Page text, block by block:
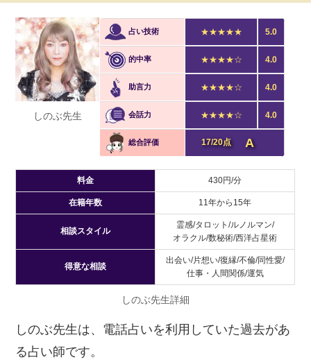
しのぶ先生
占い技術 ★★★★★ 5.0
的中率 ★★★★☆ 4.0
助言力 ★★★★☆ 4.0
会話力 ★★★★☆ 4.0
総合評価 17/20点 A
料金 430円/分
在籍年数 11年から15年
相談スタイル
霊感/タロット/ルノルマン/
オラクル/数秘術/西洋占星術
得意な相談
出会い/片想い/復縁/不倫/同性愛/
仕事・人間関係/運気
しのぶ先生詳細
しのぶ先生は、電話占いを利用していた過去があ
る占い師です。